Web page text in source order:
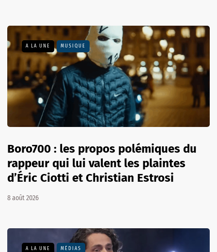
A LA UNE MUSIQUE
Boro700 : les propos polémiques du
rappeur qui lui valent les plaintes
d’Éric Ciotti et Christian Estrosi
8 août 2026
A LA UNE MÉDIAS